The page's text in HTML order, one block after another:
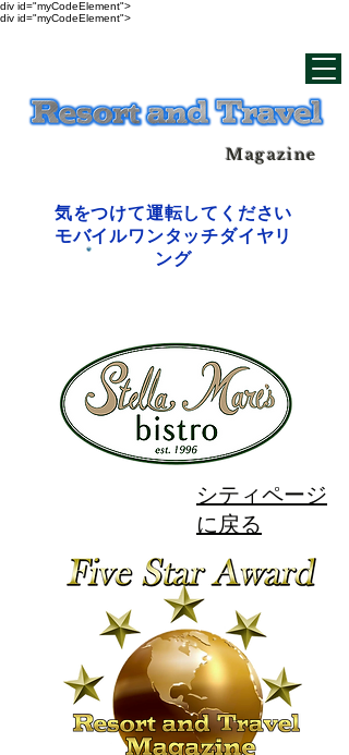
div id="myCodeElement">
div id="myCodeElement">
Magazine
気をつけて運転してください
モバイルワンタッチダイヤリ
ング
シティページ
に戻る